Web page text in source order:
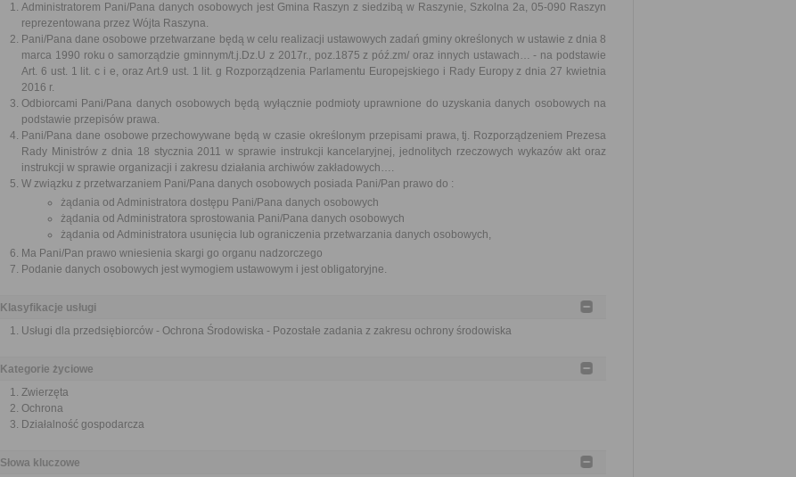
Administratorem Pani/Pana danych osobowych jest Gmina Raszyn z siedzibą w Raszynie, Szkolna 2a, 05-090 Raszyn
reprezentowana przez Wójta Raszyna.
Pani/Pana dane osobowe przetwarzane będą w celu realizacji ustawowych zadań gminy określonych w ustawie z dnia 8
marca 1990 roku o samorządzie gminnym/t.j.Dz.U z 2017r., poz.1875 z póź.zm/ oraz innych ustawach… - na podstawie
Art. 6 ust. 1 lit. c i e, oraz Art.9 ust. 1 lit. g Rozporządzenia Parlamentu Europejskiego i Rady Europy z dnia 27 kwietnia
2016 r.
Odbiorcami Pani/Pana danych osobowych będą wyłącznie podmioty uprawnione do uzyskania danych osobowych na
podstawie przepisów prawa.
Pani/Pana dane osobowe przechowywane będą w czasie określonym przepisami prawa, tj. Rozporządzeniem Prezesa
Rady Ministrów z dnia 18 stycznia 2011 w sprawie instrukcji kancelaryjnej, jednolitych rzeczowych wykazów akt oraz
instrukcji w sprawie organizacji i zakresu działania archiwów zakładowych….
W związku z przetwarzaniem Pani/Pana danych osobowych posiada Pani/Pan prawo do :
żądania od Administratora dostępu Pani/Pana danych osobowych
żądania od Administratora sprostowania Pani/Pana danych osobowych
żądania od Administratora usunięcia lub ograniczenia przetwarzania danych osobowych,
Ma Pani/Pan prawo wniesienia skargi go organu nadzorczego
Podanie danych osobowych jest wymogiem ustawowym i jest obligatoryjne.
Klasyfikacje usługi
Usługi dla przedsiębiorców - Ochrona Środowiska - Pozostałe zadania z zakresu ochrony środowiska
Kategorie życiowe
Zwierzęta
Ochrona
Działalność gospodarcza
Słowa kluczowe